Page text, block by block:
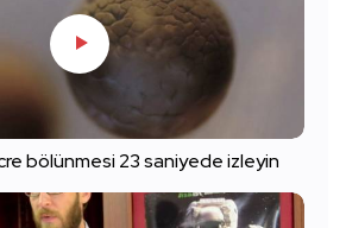
bölünmesi 23 saniyede izleyin